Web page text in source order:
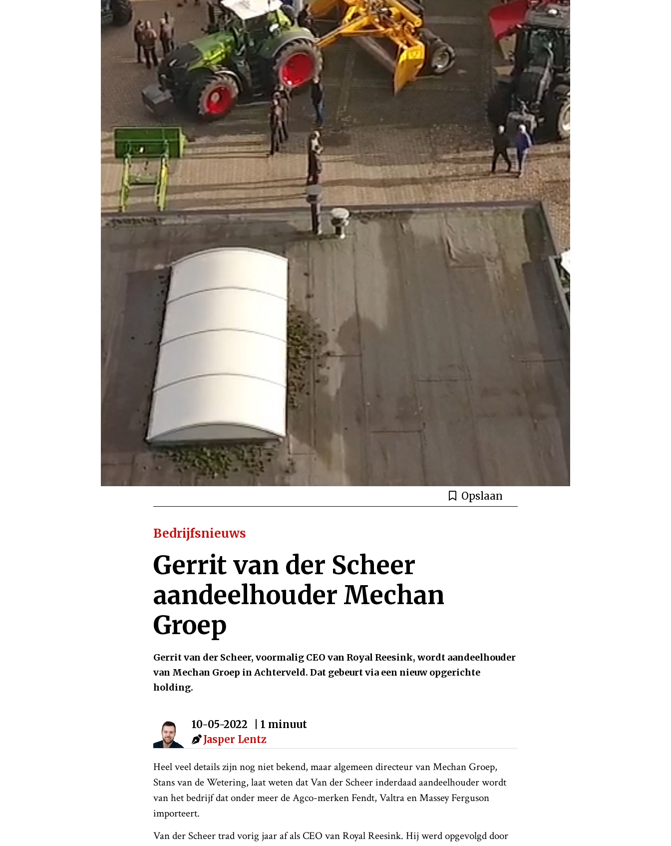
Opslaan
Bedrijfsnieuws
Gerrit van der Scheer
aandeelhouder Mechan
Groep
Gerrit van der Scheer, voormalig CEO van Royal Reesink, wordt aandeelhouder
van Mechan Groep in Achterveld. Dat gebeurt via een nieuw opgerichte
holding.
10-05-2022
| 1 minuut
Jasper Lentz
Heel veel details zijn nog niet bekend, maar algemeen directeur van Mechan Groep,
Stans van de Wetering, laat weten dat Van der Scheer inderdaad aandeelhouder wordt
van het bedrijf dat onder meer de Agco-merken Fendt, Valtra en Massey Ferguson
importeert.
Van der Scheer trad vorig jaar af als CEO van Royal Reesink. Hij werd opgevolgd door